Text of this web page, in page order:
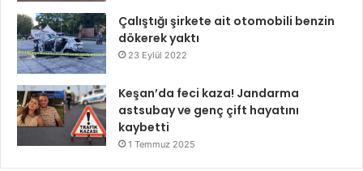
Çalıştığı şirkete ait otomobili benzin
dökerek yaktı
23 Eylül 2022
Keşan’da feci kaza! Jandarma
astsubay ve genç çift hayatını
kaybetti
1 Temmuz 2025